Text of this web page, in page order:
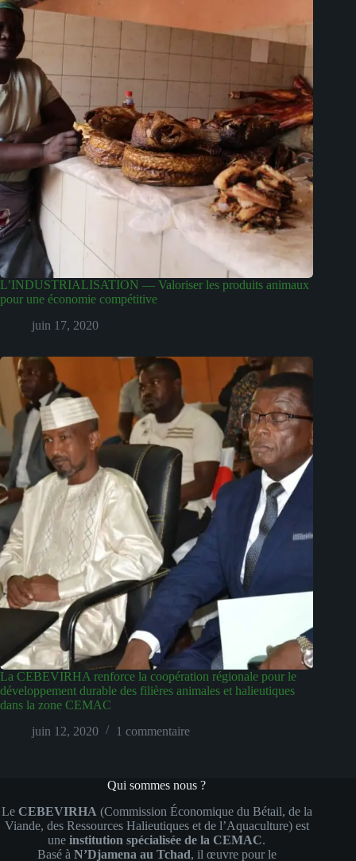
L’INDUSTRIALISATION — Valoriser les produits animaux
pour une économie compétitive
juin 17, 2020
La CEBEVIRHA renforce la coopération régionale pour le
développement durable des filières animales et halieutiques
dans la zone CEMAC
juin 12, 2020
1 commentaire
Qui sommes nous ?
Le CEBEVIRHA (Commission Économique du Bétail, de la
Viande, des Ressources Halieutiques et de l’Aquaculture) est
uneinstitution spécialisée de la CEMAC.
Basé à N’Djamena au Tchad, il œuvre pour le